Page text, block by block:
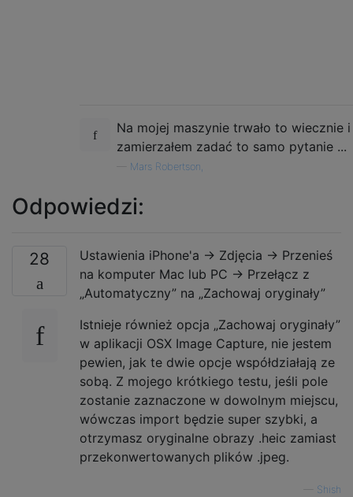
Na mojej maszynie trwało to wiecznie i
zamierzałem zadać to samo pytanie ...
Mars Robertson,
Odpowiedzi:
28
Ustawienia iPhone'a -> Zdjęcia -> Przenieś
na komputer Mac lub PC -> Przełącz z
„Automatyczny” na „Zachowaj oryginały”
Istnieje również opcja „Zachowaj oryginały”
w aplikacji OSX Image Capture, nie jestem
pewien, jak te dwie opcje współdziałają ze
sobą. Z mojego krótkiego testu, jeśli pole
zostanie zaznaczone w dowolnym miejscu,
wówczas import będzie super szybki, a
otrzymasz oryginalne obrazy .heic zamiast
przekonwertowanych plików .jpeg.
Shish